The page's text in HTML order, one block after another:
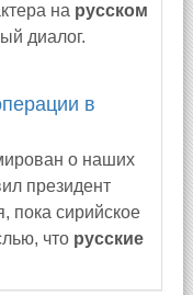
на русском
диалог.
в
о наших
президент
пока сирийское
что русские